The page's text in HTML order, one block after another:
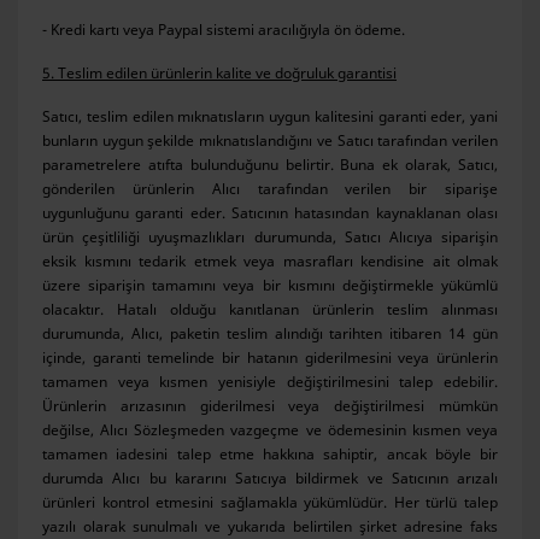
- Kredi kartı veya Paypal sistemi aracılığıyla ön ödeme.
5. Teslim edilen ürünlerin kalite ve doğruluk garantisi
Satıcı, teslim edilen mıknatısların uygun kalitesini garanti eder, yani
bunların uygun şekilde mıknatıslandığını ve Satıcı tarafından verilen
parametrelere atıfta bulunduğunu belirtir. Buna ek olarak, Satıcı,
gönderilen ürünlerin Alıcı tarafından verilen bir siparişe
uygunluğunu garanti eder. Satıcının hatasından kaynaklanan olası
ürün çeşitliliği uyuşmazlıkları durumunda, Satıcı Alıcıya siparişin
eksik kısmını tedarik etmek veya masrafları kendisine ait olmak
üzere siparişin tamamını veya bir kısmını değiştirmekle yükümlü
olacaktır. Hatalı olduğu kanıtlanan ürünlerin teslim alınması
durumunda, Alıcı, paketin teslim alındığı tarihten itibaren 14 gün
içinde, garanti temelinde bir hatanın giderilmesini veya ürünlerin
tamamen veya kısmen yenisiyle değiştirilmesini talep edebilir.
Ürünlerin arızasının giderilmesi veya değiştirilmesi mümkün
değilse, Alıcı Sözleşmeden vazgeçme ve ödemesinin kısmen veya
tamamen iadesini talep etme hakkına sahiptir, ancak böyle bir
durumda Alıcı bu kararını Satıcıya bildirmek ve Satıcının arızalı
ürünleri kontrol etmesini sağlamakla yükümlüdür. Her türlü talep
yazılı olarak sunulmalı ve yukarıda belirtilen şirket adresine faks